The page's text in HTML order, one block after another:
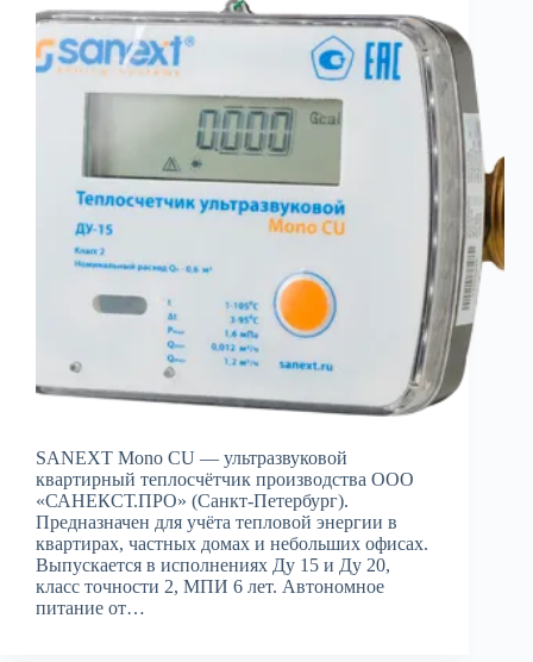
SANEXT Mono CU — ультразвуковой
квартирный теплосчётчик производства ООО
«САНЕКСТ.ПРО» (Санкт-Петербург).
Предназначен для учёта тепловой энергии в
квартирах, частных домах и небольших офисах.
Выпускается в исполнениях Ду 15 и Ду 20,
класс точности 2, МПИ 6 лет. Автономное
питание от…